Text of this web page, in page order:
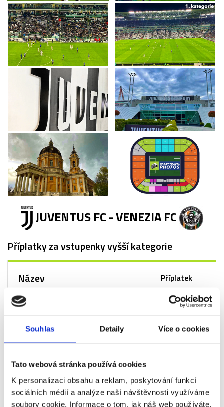
Souhlas Detaily Více o cookies
Tato webová stránka používá cookies
K personalizaci obsahu a reklam, poskytování funkcí
sociálních médií a analýze naší návštěvnosti využíváme
soubory cookie. Informace o tom, jak náš web používáte,
JUVENTUS FC - VENEZIA FC
Příplatky za vstupenky vyšší kategorie
Název Příplatek
Juventus FC - Venezia
sektor 206
+0 Kč
Juventus FC - Venezia
FC - 3. kategorie
Juventus FC - Venezia
FC - 2. kategorie -
sektor 214
+500 Kč